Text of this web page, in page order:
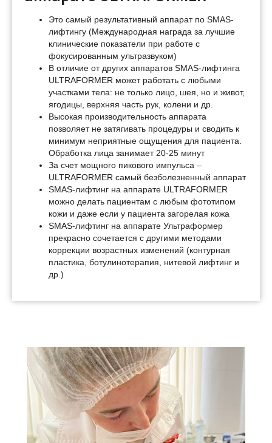
Это самый результативный аппарат по SMAS-
лифтингу (Международная награда за лучшие
клинические показатели при работе с
фокусированным ультразвуком)
В отличие от других аппаратов SMAS-лифтинга
ULTRAFORMER может работать с любыми
участками тела: не только лицо, шея, но и живот,
ягодицы, верхняя часть рук, колени и др.
Высокая производительность аппарата
позволяет не затягивать процедуры и сводить к
минимум неприятные ощущения для пациента.
Обработка лица занимает 20-25 минут
За счет мощного пикового импульса –
ULTRAFORMER самый безболезненный аппарат
SMAS-лифтинг на аппарате ULTRAFORMER
можно делать пациентам с любым фототипом
кожи и даже если у пациента загорелая кожа
SMAS-лифтинг на аппарате Ультраформер
прекрасно сочетается с другими методами
коррекции возрастных изменений (контурная
пластика, ботулинотерапия, нитевой лифтинг и
др.)